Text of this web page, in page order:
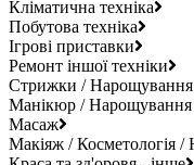
Кліматична техніка
Побутова техніка
Ігрові приставки
Ремонт іншої техніки
Стрижки / Нарощування
Манікюр / Нарощування
Масаж
Макіяж / Косметологія /